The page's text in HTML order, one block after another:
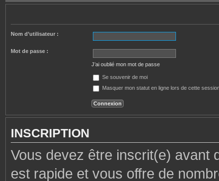
Nom d’utilisateur :
Mot de passe :
J’ai oublié mon mot de passe
Se souvenir de moi
Masquer mon statut en ligne lors de cette
INSCRIPTION
Vous devez être inscrit(e) avant
est rapide et vous offre de